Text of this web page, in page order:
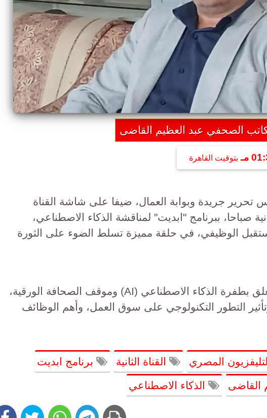
الصحفي عبد العظيم القاضى
مـ بتوقيت القاهرة
تحرير جريدة وبوابة العمال، ضيفا على شاشة القناة
صباحا، ببرنامج "ابديت" لمناقشة الذكاء الاصطناعي،
الوظيفي، ​في حلقة مميزة تسلط الضوء على الثورة
​تتناول الحلقة محاور هامة تتعلق بطفرة الذكاء الاصطناعي (AI) وموقف الصحافة الورقية،
وتأثير التطور التكنولوجي على سوق العمل، وأهم الوظائف
المصري القناة الثانية برنامج ابديت
القاضى الذكاء الاصطناعي